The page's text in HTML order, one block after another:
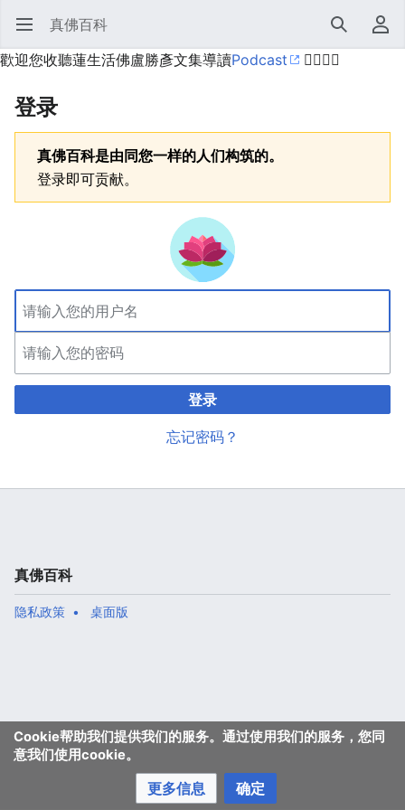
打开主菜单 真佛百科 搜索
用户菜单
歡迎您收聽蓮生活佛盧勝彥文集導讀Podcast 🙋‍♂️🙋‍♀️
登录
真佛百科是由同您一样的人们构筑的。
登录即可贡献。
登录
忘记密码？
Cookie帮助我们提供我们的服务。通过使用我们的服务，您同
意我们使用cookie。
更多信息 确定
真佛百科
隐私政策 桌面版